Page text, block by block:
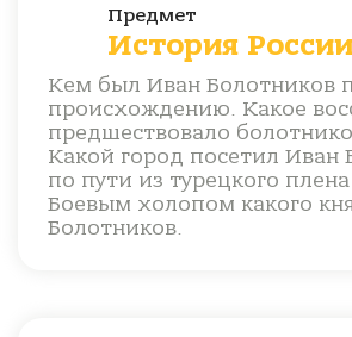
Предмет
История России
Кем был Иван Болотников
происхождению. Какое
предшествовало
Какой город посетил Иван
по пути из турецкого
Боевым холопом какого
Болотников.